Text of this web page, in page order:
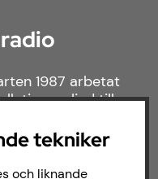
1987 arbetat
av ljud till
till alla typer av
behov.
tekniker
och liknande